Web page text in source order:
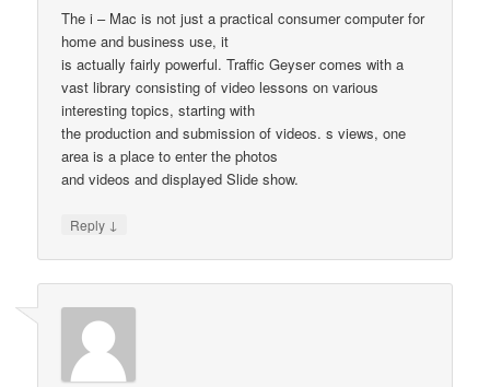
The i – Mac is not just a practical consumer computer for
home and business use, it
is actually fairly powerful. Traffic Geyser comes with a
vast library consisting of video lessons on various
interesting topics, starting with
the production and submission of videos. s views, one
area is a place to enter the photos
and videos and displayed Slide show.
Reply ↓